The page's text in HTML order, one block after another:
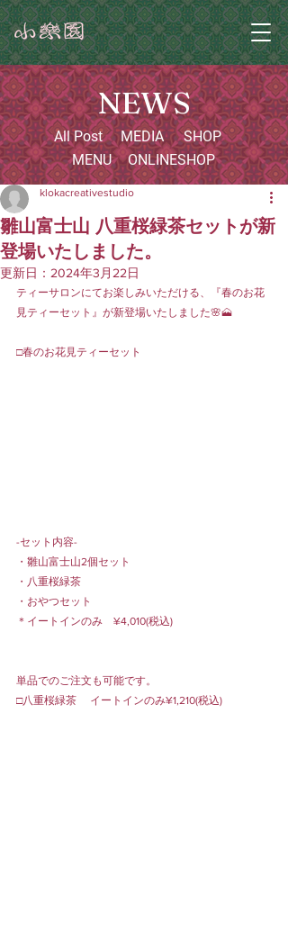
NEWS
All Post
MENU
MEDIA
SHOP
ONLINESHOP
雛山富士山 八重桜緑茶セットが新
登場いたしました。
klokacreativestudio
更新日： 2024年3月22日
ティーサロンにてお楽しみいただける、『春のお花
見ティーセット』が新登場いたしました🌸🗻
□春のお花見ティーセット
-セット内容-
・雛山富士山2個セット
・八重桜緑茶
・おやつセット
＊イートインのみ　¥4,010(税込)
単品でのご注文も可能です。
□八重桜緑茶 　イートインのみ¥1,210(税込)